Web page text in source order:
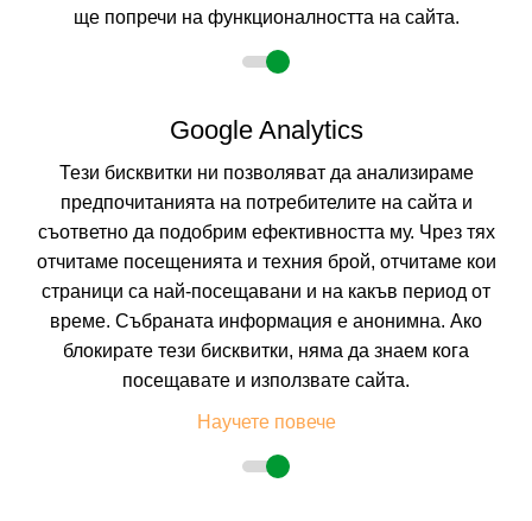
2 възрастни
Описание
Хотел АНТИК *** Балчик
Курорт: Балчик
Местоположение:
Хотел Антик е бутиков хотел, разположен на
морския бряг, точно до яхтеното пристанище. Разстоянието до центъра
на Балчик е около 200 метра, а дворецът на румънската кралица
Пясъчен, на 250 метра от хотела. Морското дъно е равно с
Хотел Антик разполага с 38 модерно обзаведени
помещения, както и 10 апартамента в съседна сграда – Антик
Апартаменти. Пет-етажната сграда се обслужва от 1 асансьор.
ще попречи на функционалността на сайта.
Google Analytics
Тези бисквитки ни позволяват да анализираме
предпочитанията на потребителите на сайта и
съответно да подобрим ефективността му. Чрез тях
отчитаме посещенията и техния брой, отчитаме кои
страници са най-посещавани и на какъв период от
време. Събраната информация е анонимна. Ако
блокирате тези бисквитки, няма да знаем кога
посещавате и използвате сайта.
Научете повече